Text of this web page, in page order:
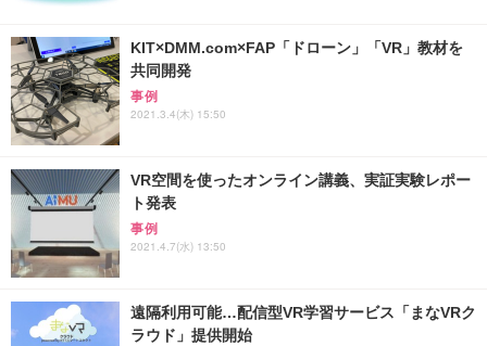
KIT×DMM.com×FAP「ドローン」「VR」教材を
共同開発
事例
2021.3.4(木) 15:50
VR空間を使ったオンライン講義、実証実験レポー
ト発表
事例
2021.4.7(水) 13:50
遠隔利用可能…配信型VR学習サービス「まなVRク
ラウド」提供開始